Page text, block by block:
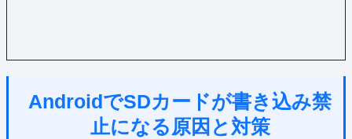
AndroidでSDカードが書き込み禁
止になる原因と対策